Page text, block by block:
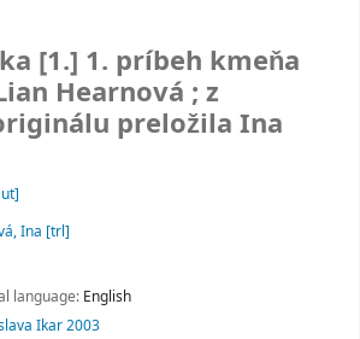
[1.] 1. príbeh kmeňa
Hearnová ; z
preložila Ina
Ina [trl]
language: English
Ikar2003